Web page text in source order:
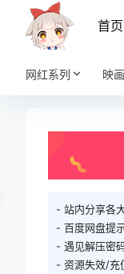
首页
网红系列 映
- 站内分享各
- 百度网盘提
- 遇见解压密
- 资源失效/充